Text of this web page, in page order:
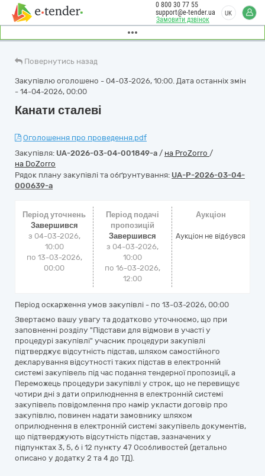
Замовити дзвінок
0 800 30 77 55
support@e-tender.ua
UK
Повернутись назад
Закупівлю оголошено - 04-03-2026, 10:00. Дата останніх змін
- 14-04-2026, 00:00
Канати сталеві
Оголошення про проведення.pdf
Закупівля: UA-2026-03-04-001849-a / на ProZorro /
на DoZorro
Рядок плану закупівлі та обґрунтування: UA-P-2026-03-04-
000639-a
Період уточнень
Завершився
з 04-03-2026,
10:00
по 13-03-2026,
00:00
Період подачі
пропозицій
Завершився
з 04-03-2026,
10:00
по 16-03-2026,
12:00
Аукціон
Аукціон не відбувся
Період оскарження умов закупівлі - по 13-03-2026, 00:00
Звертаємо вашу увагу та додатково уточнюємо, що при
заповненні розділу "Підстави для відмови в участі у
процедурі закупівлі" учасник процедури закупівлі
підтверджує відсутність підстав, шляхом самостійного
декларування відсутності таких підстав в електронній
системі закупівель під час подання тендерної пропозиції, а
Переможець процедури закупівлі у строк, що не перевищує
чотири дні з дати оприлюднення в електронній системі
закупівель повідомлення про намір укласти договір про
закупівлю, повинен надати замовнику шляхом
оприлюднення в електронній системі закупівель документів,
що підтверджують відсутність підстав, зазначених у
підпунктах 3, 5, 6 і 12 пункту 47 Особливостей (детально
описано у додатку 2 та 4 до ТД).